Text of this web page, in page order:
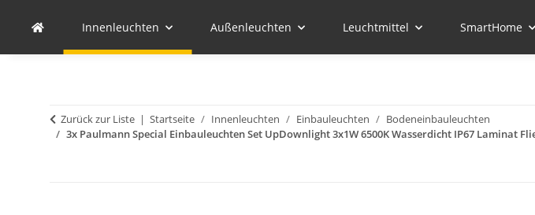
Innenleuchten Außenleuchten Leuchtmittel SmartHome
Zurück zur Liste Startseite Innenleuchten Einbauleuchten
Bodeneinbauleuchten
3x Paulmann Special Einbauleuchten Set UpDownlight 3x1W 6500K Wasserdicht IP67 Laminat